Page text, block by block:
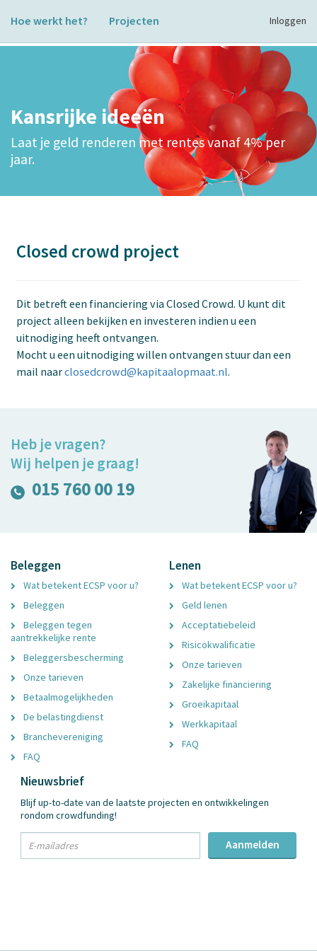
Hoe werkt het? Projecten Inloggen
Kansrijke ideeën
Laat je geld renderen met rentes vanaf 4% per
jaar.
Closed crowd project
Dit betreft een financiering via Closed Crowd. U kunt dit
project alleen bekijken en investeren indien u een
uitnodiging heeft ontvangen.
Mocht u een uitnodiging willen ontvangen stuur dan een
mail naarclosedcrowd@kapitaalopmaat.nl.
Heb je vragen?
Wij helpen je graag!
015 760 00 19
Beleggen
Wat betekent ECSP voor u?
Beleggen
Beleggen tegen
aantrekkelijke rente
Beleggersbescherming
Onze tarieven
Betaalmogelijkheden
De belastingdienst
Branchevereniging
FAQ
Lenen
Wat betekent ECSP voor u?
Geld lenen
Acceptatiebeleid
Risicokwalificatie
Onze tarieven
Zakelijke financiering
Groeikapitaal
Werkkapitaal
FAQ
Nieuwsbrief
Blijf up-to-date van de laatste projecten en ontwikkelingen
rondom crowdfunding!
Email
Aanmelden